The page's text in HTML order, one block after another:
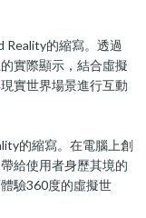
Reality的縮寫。透過
實際顯示，結合虛擬
實世界場景進行互動
的縮寫。在電腦上創
給使用者身歷其境的
驗360度的虛擬世